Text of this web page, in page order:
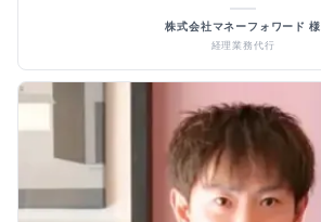
株式会社マネーフォワード 様
経理業務代行